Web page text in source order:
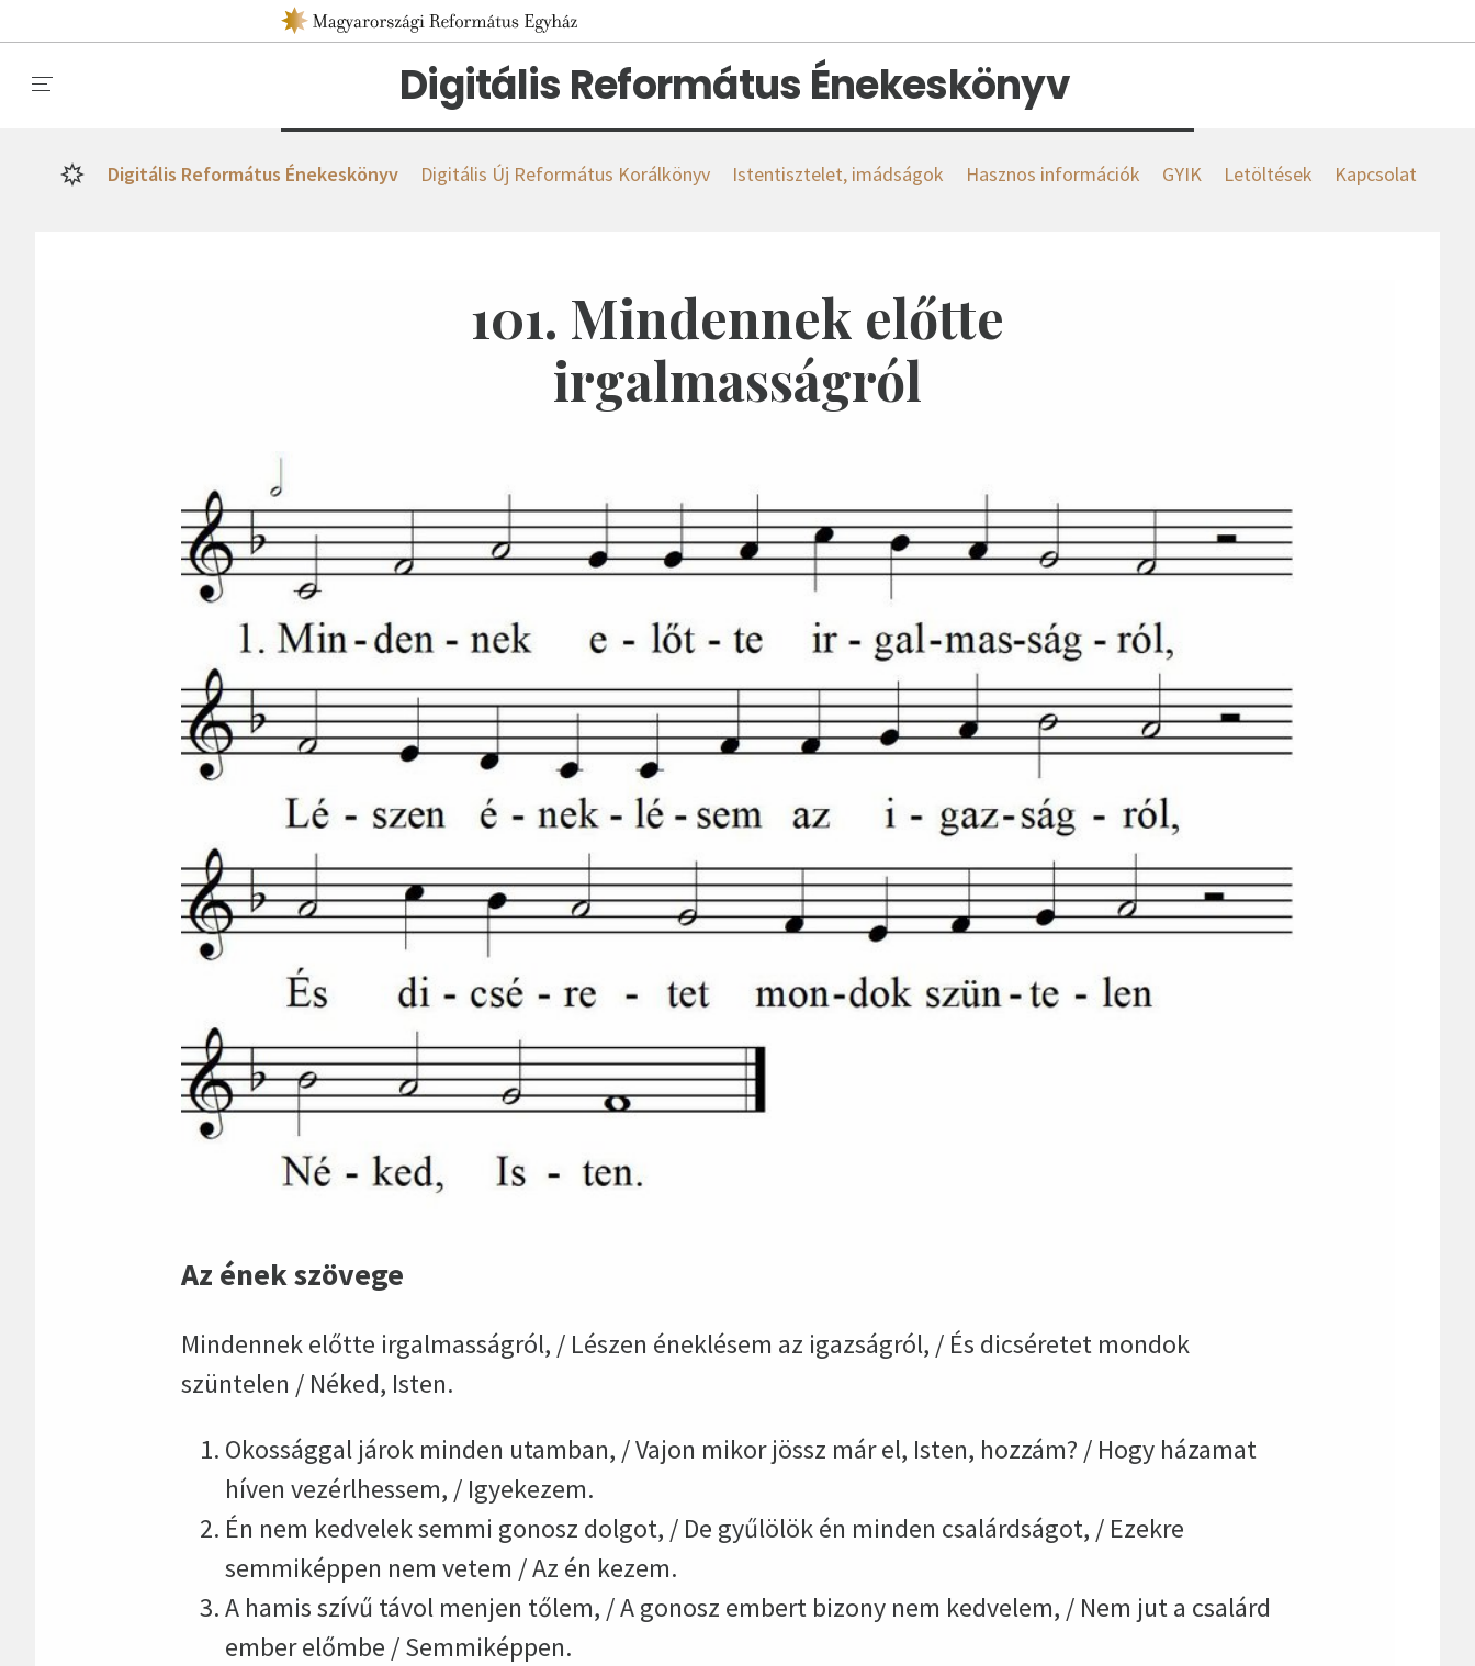
Digitális Református Énekeskönyv
Digitális Református Énekeskönyv Digitális Új Református Korálkönyv Istentisztelet, imádságok Hasznos információk GYIK Letöltések Kapcsolat
101. Mindennek előtte
irgalmasságról
Az ének szövege
Mindennek előtte irgalmasságról, / Lészen éneklésem az igazságról, / És dicséretet mondok
szüntelen / Néked, Isten.
Okossággal járok minden utamban, / Vajon mikor jössz már el, Isten, hozzám? / Hogy házamat
híven vezérlhessem, / Igyekezem.
Én nem kedvelek semmi gonosz dolgot, / De gyűlölök én minden csalárdságot, / Ezekre
semmiképpen nem vetem / Az én kezem.
A hamis szívű távol menjen tőlem, / A gonosz embert bizony nem kedvelem, / Nem jut a csalárd
ember előmbe / Semmiképpen.